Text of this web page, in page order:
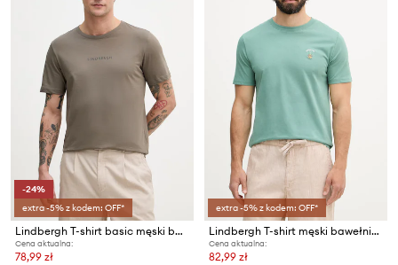
-24%
extra -5% z kodem: OFF*
Lindbergh T-shirt basic męski bawełniany
Cena aktualna:
78,99 zł
extra -5% z kodem: OFF*
Lindbergh T-shirt męski bawełniany
Cena aktualna:
82,99 zł